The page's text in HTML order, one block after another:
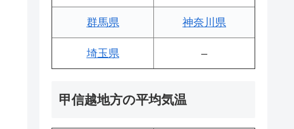
群馬県 神奈川県
埼玉県 –
甲信越地方の平均気温